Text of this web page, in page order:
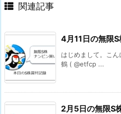
関連記事
4月11日の無限
はじめまして。こ
鶴 ( @etfcp ...
2月5日の無限S